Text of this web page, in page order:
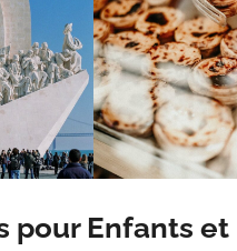
pour Enfants et